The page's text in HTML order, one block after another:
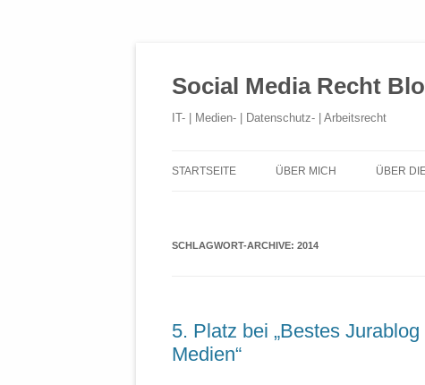
Social Media Recht
IT- | Medien- | Datenschutz- | Arbeitsrecht
STARTSEITE ÜBER MICH ÜBER
SCHLAGWORT-ARCHIVE: 2014
5. Platz bei „Bestes Jurablog
Medien“